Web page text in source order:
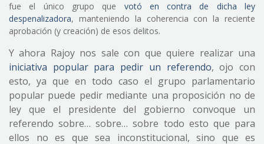
fue el único grupo que votó en contra de dicha ley
despenalizadora, manteniendo la coherencia con la reciente
aprobación (y creación) de esos delitos.
Y ahora Rajoy nos sale con que quiere realizar una
iniciativa popular para pedir un referendo, ojo con
esto, ya que en todo caso el grupo parlamentario
popular puede pedir mediante una proposición no de
ley que el presidente del gobierno convoque un
referendo sobre… sobre… sobre todo esto que para
ellos no es que sea inconstitucional, sino que es